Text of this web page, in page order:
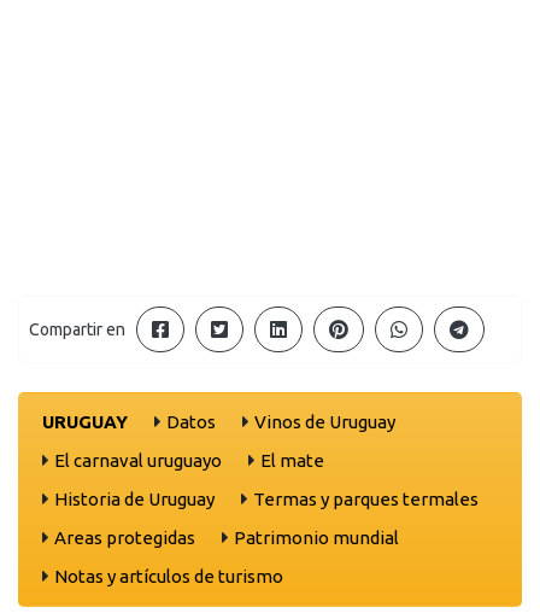
Compartir en
URUGUAY Datos
Vinos de Uruguay
El carnaval uruguayo
El mate
Historia de Uruguay
Termas y parques termales
Areas protegidas
Patrimonio mundial
Notas y artículos de turismo